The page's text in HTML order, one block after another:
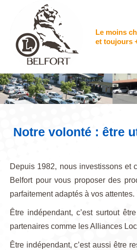
Le moins
et toujours
Notre volonté : être
Depuis 1982, nous investissons et
Belfort pour vous proposer des
parfaitement adaptés à vos attentes.
Être indépendant, c’est surtout
partenaires comme les Alliances
Être indépendant, c’est aussi être